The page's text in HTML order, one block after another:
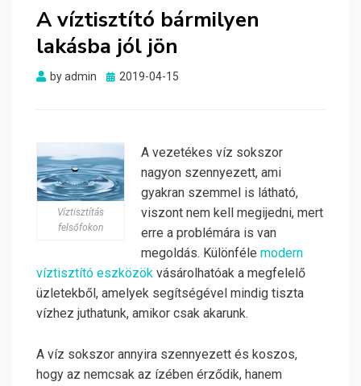
A víztisztító bármilyen
lakásba jól jön
byadmin
Posted
2019-04-15
Víztisztítás
felsőfokon
A vezetékes víz sokszor
nagyon szennyezett, ami
gyakran szemmel is látható,
viszont nem kell megijedni, mert
erre a problémára is van
megoldás. Különféle modern
víztisztító eszközök vásárolhatóak a megfelelő
üzletekből, amelyek segítségével mindig tiszta
vízhez juthatunk, amikor csak akarunk.
A víz sokszor annyira szennyezett és koszos,
hogy az nemcsak az ízében érződik, hanem